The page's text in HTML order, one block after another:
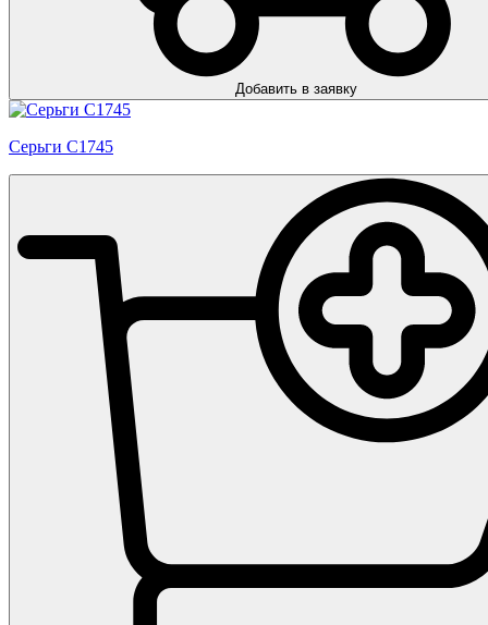
Добавить в заявку
Серьги С1745